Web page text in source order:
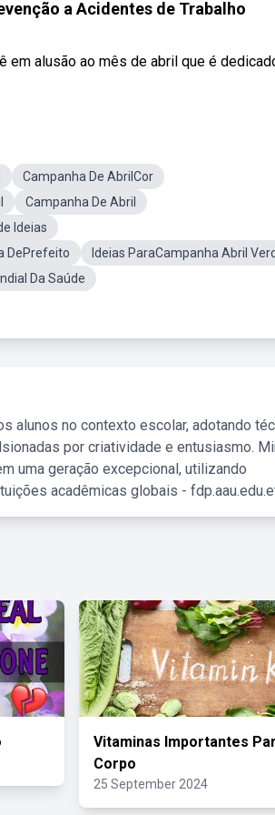
a Acidentes de Trabalho
alusão ao mês de abril que é
Campanha De AbrilCor
Campanha De Abril
Ideias
DePrefeito
Ideias ParaCampanha Abril
Da Saúde
alunos no contexto escolar, adotando
por criatividade e entusiasmo.
uma geração excepcional, utilizando
acadêmicas globais -
Vitaminas Importantes
Corpo
25 September 2024